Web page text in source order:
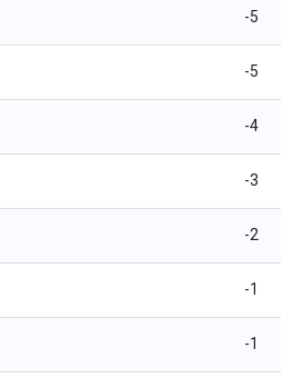
-5
-5
-4
-3
-2
-1
-1